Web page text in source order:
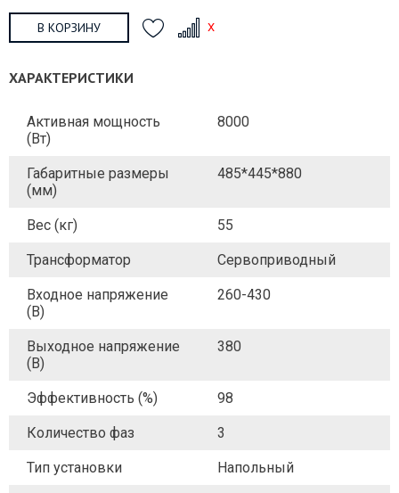
В КОРЗИНУ
ХАРАКТЕРИСТИКИ
Активная мощность
(Вт)
8000
Габаритные размеры
(мм)
485*445*880
Вес (кг) 55
Трансформатор Сервоприводный
Входное напряжение
(В)
260-430
Выходное напряжение
(В)
380
Эффективность (%) 98
Количество фаз 3
Тип установки Напольный